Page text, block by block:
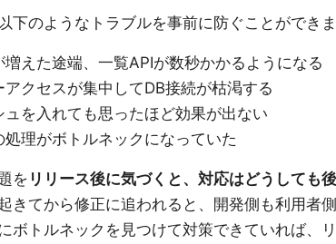
下のようなトラブルを事前に防ぐことができま
増えた途端、一覧APIが数秒かかるようになる
アクセスが集中してDB接続が枯渇する
ュを入れても思ったほど効果が出ない
処理がボトルネックになっていた
を リリース後に気づくと、対応はどうしても
きてから修正に追われると、開発側も利用者
ボトルネックを見つけて対策できていれば、